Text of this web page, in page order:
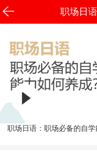
职场日
职场日语：职场必备的自学